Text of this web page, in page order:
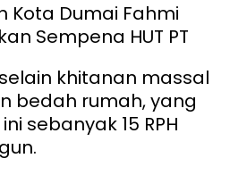
Kota Dumai Fahmi
Sempena HUT PT
khitanan massal
bedah rumah, yang
sebanyak 15 RPH